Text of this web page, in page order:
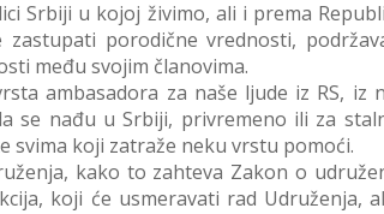
Srbiji u kojoj živimo, ali i prema
zastupati porodične vrednosti,
među svojim članovima.
ambasadora za naše ljude iz RS, iz
se nađu u Srbiji, privremeno ili za
svima koji zatraže neku vrstu pomoći.
kako to zahteva Zakon o
koji će usmeravati rad Udruženja,